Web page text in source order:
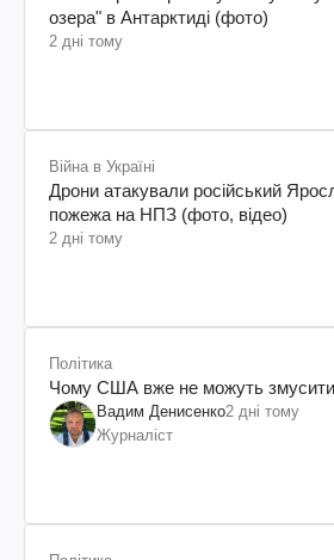
озера" в Антарктиді (фото)
2 дні тому
Війна в Україні
Дрони атакували російський
пожежа на НПЗ (фото, відео)
2 дні тому
Політика
Чому США вже не можуть
Вадим Денисенко2 дні тому
Журналіст